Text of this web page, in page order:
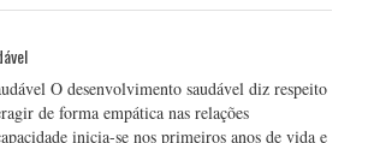
O desenvolvimento saudável diz respeito
de forma empática nas relações
inicia-se nos primeiros anos de vida e